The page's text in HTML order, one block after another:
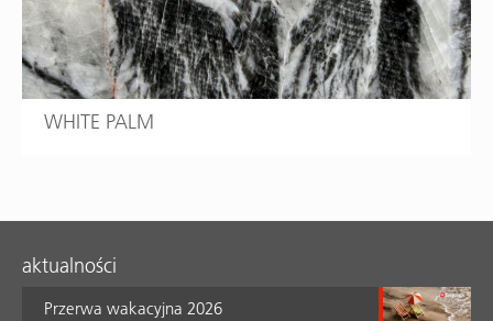
WHITE PALM
aktualności
Przerwa wakacyjna 2026